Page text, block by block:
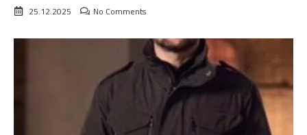
25.12.2025
No Comments